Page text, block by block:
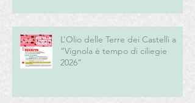
L’Olio delle Terre dei Castelli a
“Vignola è tempo di ciliegie
2026”